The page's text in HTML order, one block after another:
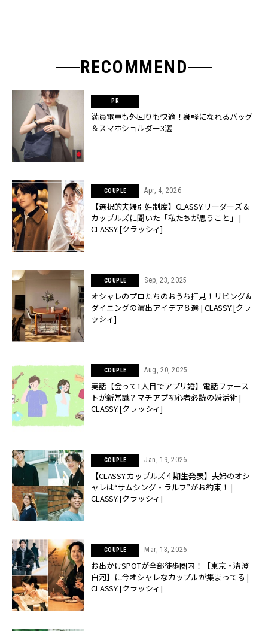
RECOMMEND
満員電車も外回りも快適！身軽になれるバッグ
＆スマホショルダー3選
COUPLE Apr, 4, 2026
【選択的夫婦別姓制度】CLASSY.リーダーズ＆
カップルズに聞いた「私たちが思うこと」 |
CLASSY.[クラッシィ]
COUPLE Sep, 23, 2025
オシャレのプロたちのおうち拝見！リビング＆
ダイニングの演出アイデア８選 | CLASSY.[クラ
ッシィ]
COUPLE Aug, 20, 2025
実話【会って1人目でアプリ婚】電話ファース
トが新常識？マチアプ初心者必読の婚活術 |
CLASSY.[クラッシィ]
COUPLE Jan, 19, 2026
【CLASSY.カップルズ４期生発表】夫婦のオシ
ャレは“サムシング・ラルフ”がお約束！ |
CLASSY.[クラッシィ]
COUPLE Mar, 13, 2026
お出かけSPOTが全部徒歩圏内！【東京・清澄
白河】に今オシャレなカップルが集まってる |
CLASSY.[クラッシィ]